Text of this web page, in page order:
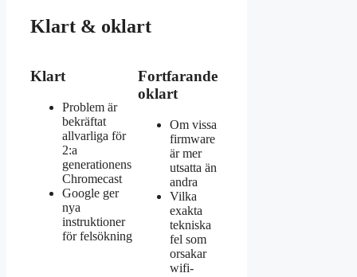
Klart & oklart
Klart
Problem är
bekräftat
allvarliga för
2:a
generationens
Chromecast
Google ger
nya
instruktioner
för felsökning
Fortfarande
oklart
Om vissa
firmware
är mer
utsatta än
andra
Vilka
exakta
tekniska
fel som
orsakar
wifi-